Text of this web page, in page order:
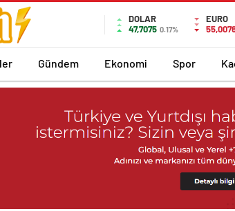
DOLAR
47,7075 0.17%
EURO
Gündem Ekonomi Spor